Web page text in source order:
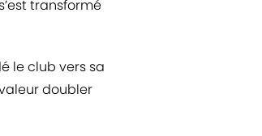
transformé
le club vers sa
doubler